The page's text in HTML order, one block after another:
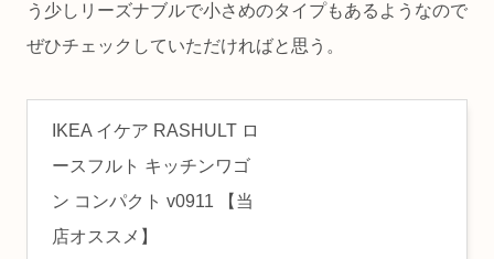
う少しリーズナブルで小さめのタイプもあるようなので
ぜひチェックしていただければと思う。
IKEA イケア RASHULT ロ
ースフルト キッチンワゴ
ン コンパクト v0911 【当
店オススメ】